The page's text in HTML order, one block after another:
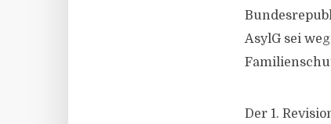
AsylG sei
Der 1.